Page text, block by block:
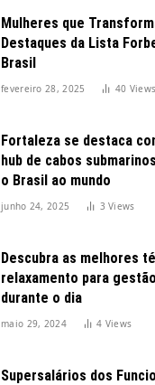
Mulheres que
Destaques da Lista
Brasil
fevereiro 28, 2025 40 Views
Fortaleza se destaca
hub de cabos
o Brasil ao mundo
junho 24, 2025 3Views
Descubra as melhores
relaxamento para
durante o dia
maio 29, 2024 4 Views
Supersalários dos